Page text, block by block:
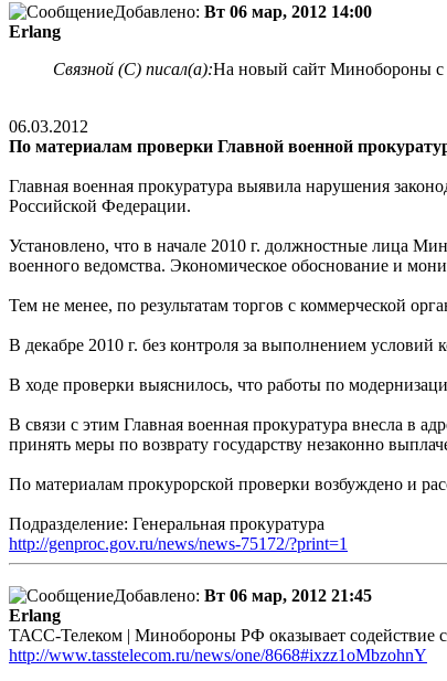
Добавлено: Вт 06 мар, 2012 14:00
Erlang
Связной (С) писал(а):На новый сайт Минобороны с
06.03.2012
По материалам проверки Главной военной
Главная военная прокуратура выявила нарушения
Российской Федерации.
Установлено, что в начале 2010 г. должностные лица
военного ведомства. Экономическое обоснование и
Тем не менее, по результатам торгов с коммерческой
В декабре 2010 г. без контроля за выполнением
В ходе проверки выяснилось, что работы по
В связи с этим Главная военная прокуратура внесла в
принять меры по возврату государству незаконно
По материалам прокурорской проверки возбуждено и
Подразделение: Генеральная прокуратура
http://genproc.gov.ru/news/news-75172/?print=1
Добавлено: Вт 06 мар, 2012 21:45
Erlang
ТАСС-Телеком | Минобороны РФ оказывает содействие
http://www.tasstelecom.ru/news/one/8668#ixzz1oMbzohnY